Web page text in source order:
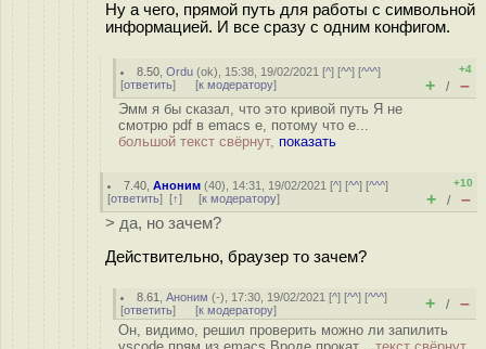
Ну а чего, прямой путь для работы с символьной
информацией. И все сразу с одним конфигом.
8.50 ,Ordu (ok), 15:38, 19/02/2021 [^] [^^] [^^^]
[ответить] [к модератору]
+4
+ / –
Эмм я бы сказал, что это кривой путь Я не
смотрю pdf в emacs е, потому что e...
большой текст свёрнут, показать
7.40 ,Аноним (40), 14:31, 19/02/2021 [^] [^^] [^^^]
[ответить] [↑] [к модератору]
+10
+ / –
> да, но зачем?
Действительно, браузер то зачем?
8.61 ,Аноним (-), 17:30, 19/02/2021 [^] [^^] [^^^]
[ответить] [к модератору] + / –
Он, видимо, решил проверить можно ли запилить